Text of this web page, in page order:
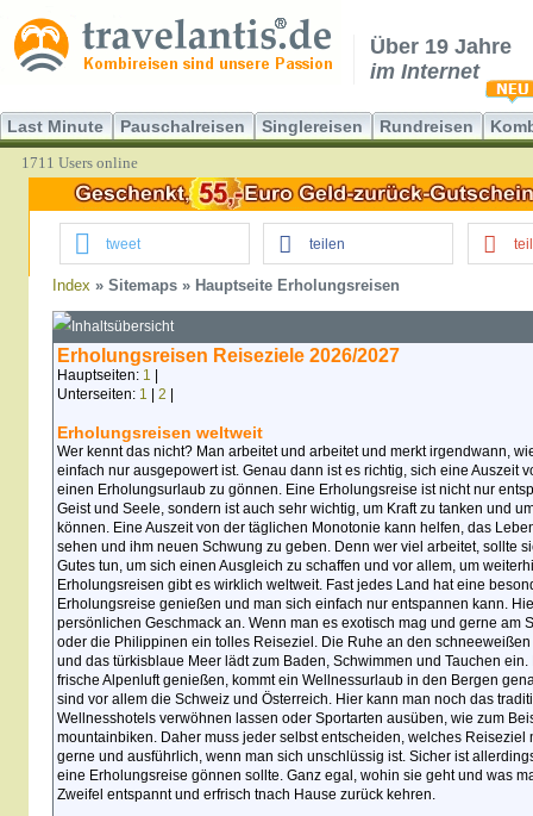
Über 19 Jahre
im Internet
Last Minute Pauschalreisen Singlereisen Rundreisen
1711 Users online
tweet teilen
Index » Sitemaps » Hauptseite Erholungsreisen
Inhaltsübersicht
Erholungsreisen Reiseziele 2026/2027
Hauptseiten: 1
Unterseiten: 1 2
Erholungsreisen weltweit
Wer kennt das nicht? Man arbeitet und arbeitet und merkt irgendwann,
einfach nur ausgepowert ist. Genau dann ist es richtig, sich eine Auszeit
einen Erholungsurlaub zu gönnen. Eine Erholungsreise ist nicht nur
Geist und Seele, sondern ist auch sehr wichtig, um Kraft zu tanken und
können. Eine Auszeit von der täglichen Monotonie kann helfen, das
sehen und ihm neuen Schwung zu geben. Denn wer viel arbeitet, sollte
Gutes tun, um sich einen Ausgleich zu schaffen und vor allem, um
Erholungsreisen gibt es wirklich weltweit. Fast jedes Land hat eine
Erholungsreise genießen und man sich einfach nur entspannen kann.
persönlichen Geschmack an. Wenn man es exotisch mag und gerne am
oder die Philippinen ein tolles Reiseziel. Die Ruhe an den
und das türkisblaue Meer lädt zum Baden, Schwimmen und Tauchen
frische Alpenluft genießen, kommt ein Wellnessurlaub in den Bergen
sind vor allem die Schweiz und Österreich. Hier kann man noch das
Wellnesshotels verwöhnen lassen oder Sportarten ausüben, wie zum
mountainbiken. Daher muss jeder selbst entscheiden, welches Reiseziel
gerne und ausführlich, wenn man sich unschlüssig ist. Sicher ist
eine Erholungsreise gönnen sollte. Ganz egal, wohin sie geht und was
Zweifel entspannt und erfrisch tnach Hause zurück kehren.